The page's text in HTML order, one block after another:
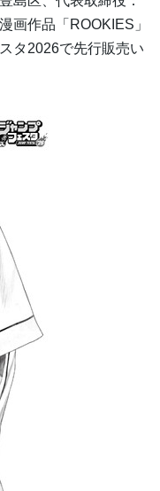
画作品「ROOKIES」
タ2026で先行販売い